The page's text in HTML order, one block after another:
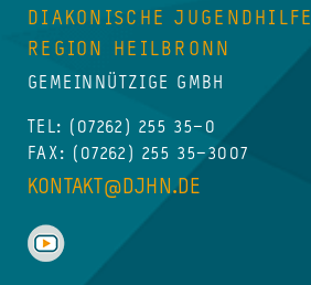
DIAKONISCHE JUGENDHILFE
REGION HEILBRONN
GEMEINNÜTZIGE GMBH
TEL: (07262) 255 35–0
FAX: (07262) 255 35–3007
KONTAKT@DJHN.DE